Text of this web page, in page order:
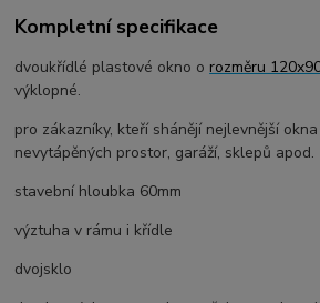
Kompletní specifikace
dvoukřídlé plastové okno o rozměru
výklopné.
pro zákazníky, kteří shánějí nejlevnější
nevytápěných prostor, garáží, sklepů apod.
stavební hloubka 60mm
výztuha v rámu i křídle
dvojsklo